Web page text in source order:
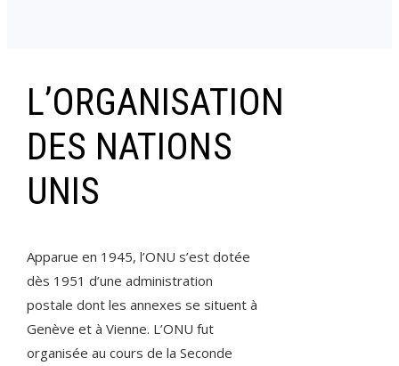
L’ORGANISATION
DES NATIONS
UNIS
Apparue en 1945, l’ONU s’est dotée
dès 1951 d’une administration
postale dont les annexes se situent à
Genève et à Vienne. L’ONU fut
organisée au cours de la Seconde